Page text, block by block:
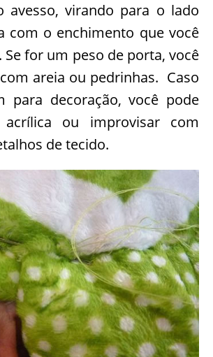
avesso, virando para o lado
com o enchimento que você
for um peso de porta, você
areia ou pedrinhas. Caso
para decoração, você pode
ou improvisar com
de tecido.